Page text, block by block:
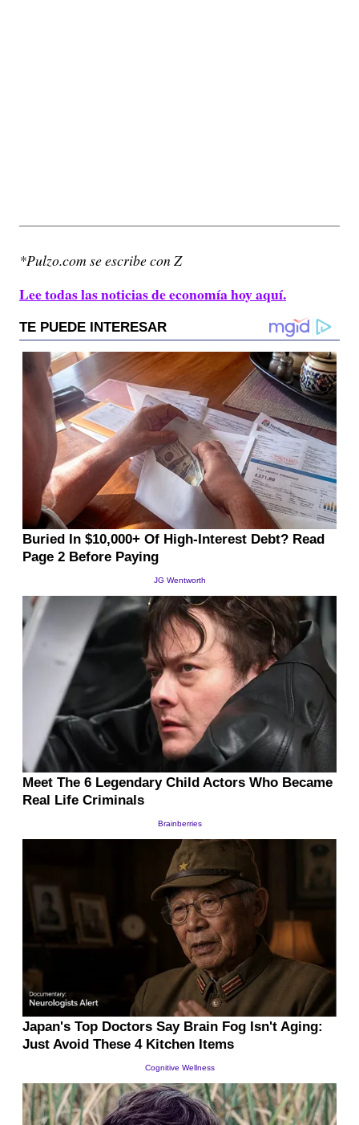
*Pulzo.com se escribe con Z
Lee todas las noticias de economía hoy aquí.